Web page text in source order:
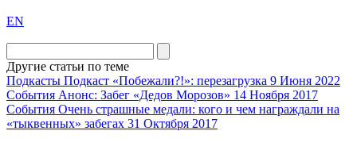
the
division
agent
watch
replica
showcases
substantial
EN
Другие статьи по теме
Подкасты Подкаст «Побежали?!»: перезагрузка 9 Июня 2022
События Анонс: Забег «Дедов Морозов» 14 Ноября 2017
События Очень страшные медали: кого и чем награждали на
«тыквенных» забегах 31 Октября 2017